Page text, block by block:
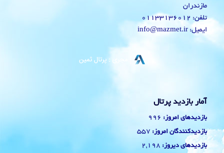
مازندران
تلفن: 01133136012
ایمیل: info@mazmet.ir
آمار بازدید پرتال
بازدیدهای امروز: 996
بازدیدکنندگان امروز: 557
بازدیدهای دیروز: 2,198